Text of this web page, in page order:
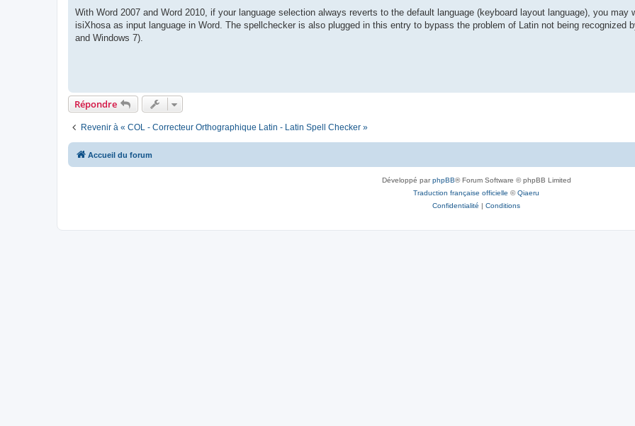
s
a
g
With Word 2007 and Word 2010, if your language selection always reverts to the default language (keyboard layout language), you may
isiXhosa as input language in Word. The spellchecker is also plugged in this entry to bypass the problem of Latin not being recognized
and Windows 7).
Répondre
Revenir à « COL - Correcteur Orthographique Latin - Latin Spell Checker »
Accueil du forum
Développé parphpBB® Forum Software © phpBB Limited
Traduction française officielle ©Qiaeru
Confidentialité | Conditions